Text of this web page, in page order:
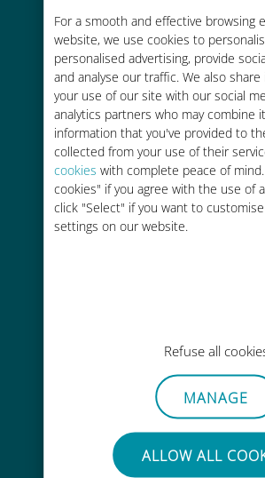
For a smooth and effective browsing
website, we use cookies to
personalised advertising, provide
and analyse our traffic. We also
your use of our site with our social
analytics partners who may combine
information that you've provided to
collected from your use of their
cookies with complete peace of mind.
cookies" if you agree with the use of
click "Select" if you want to
settings on our website.
Refuse all
MANAGE
ALLOW ALL
Tot 90% goedkoper
roamingkosten bij je
provider
Gemakkelijk
Moeiteloos
Je hoeft je bestaande